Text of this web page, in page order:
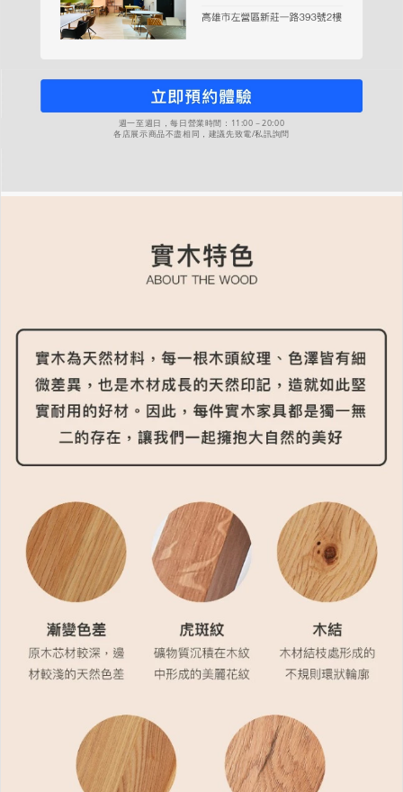
週一至週日，每日營業時間：11:00－20:00
各店展示商品不盡相同，建議先致電/私訊詢問